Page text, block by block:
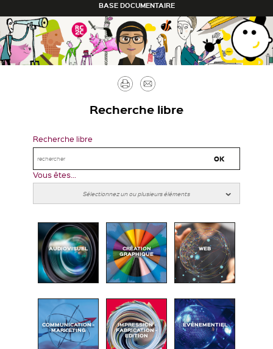
BASE DOCUMENTAIRE
Imprimer
Recherche libre
Recherche libre
Vous êtes...
AUDIOVISUEL CRÉATION
GRAPHIQUE
WEB
COMMUNICATION -
MARKETING
IMPRESSION -
FABRICATION -
EDITION
ÉVÉNEMENTIEL